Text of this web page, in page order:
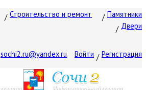
Строительство и ремонт
Памятники
Двери
sochi2.ru@yandex.ru Войти Регистрация